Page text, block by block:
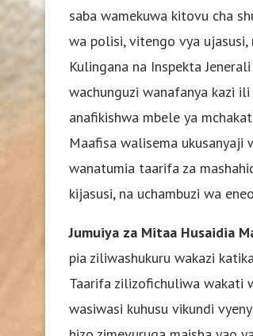
saba wamekuwa kitovu cha
wa polisi, vitengo vya
Kulingana na Inspekta
wachunguzi wanafanya kazi
anafikishwa mbele ya
Maafisa walisema ukusanyaji
wanatumia taarifa za
kijasusi, na uchambuzi wa
Jumuiya za Mitaa Husaidia
pia ziliwashukuru wakazi
Taarifa zilizofichuliwa wakati
wasiwasi kuhusu vikundi